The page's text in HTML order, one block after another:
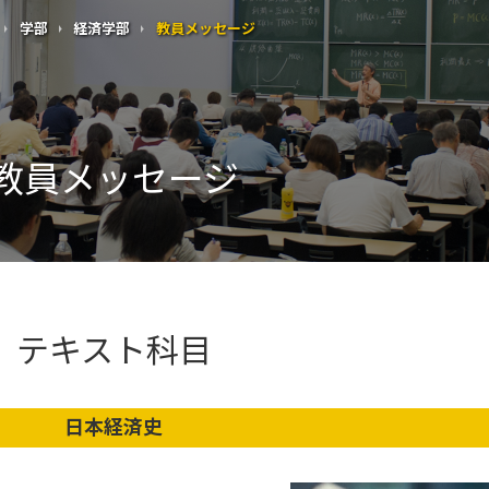
学部 経済学部 教員メッセージ
員メッセージ
テキスト科目
日本経済史